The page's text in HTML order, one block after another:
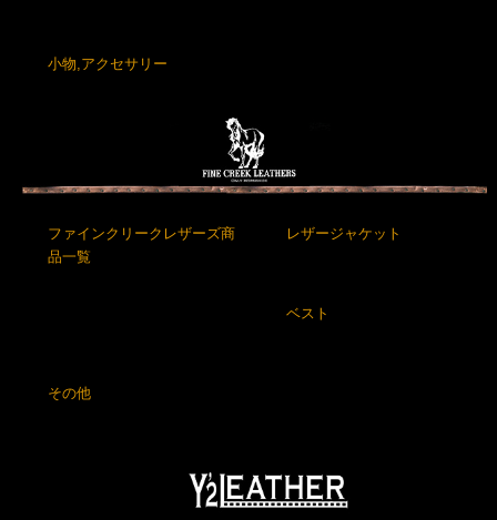
小物,アクセサリー
ファインクリークレザーズ商
品一覧
レザージャケット
ベスト
その他